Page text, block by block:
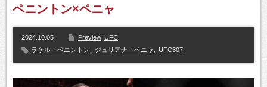
ペニントン×ペニャ
2024.10.05 Preview UFC
ラケル・ペニントン
ジュリアナ・ペニャ UFC307